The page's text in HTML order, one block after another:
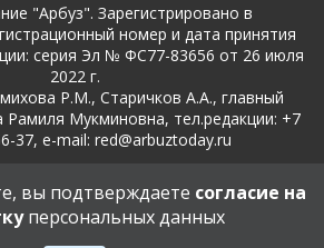
"Арбуз". Зарегистрировано в
номер и дата принятия
серия Эл № ФС77-83656 от 26 июля
2022 г.
Р.М., Старичков А.А., главный
Рамиля Мукминовна, тел.редакции: +7
37, e-mail: red@arbuztoday.ru
обработки и защиты персональных
данных
вы подтверждаете согласие на
персональных данных